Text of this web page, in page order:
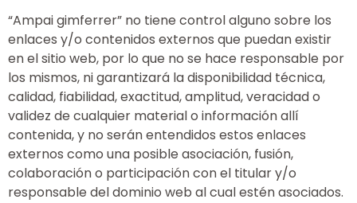
“Ampai gimferrer” no tiene control alguno sobre los
enlaces y/o contenidos externos que puedan existir
en el sitio web, por lo que no se hace responsable por
los mismos, ni garantizará la disponibilidad técnica,
calidad, fiabilidad, exactitud, amplitud, veracidad o
validez de cualquier material o información allí
contenida, y no serán entendidos estos enlaces
externos como una posible asociación, fusión,
colaboración o participación con el titular y/o
responsable del dominio web al cual estén asociados.